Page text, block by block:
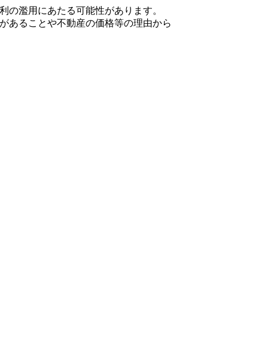
濫用にあたる可能性があります。
あることや不動産の価格等の理由から